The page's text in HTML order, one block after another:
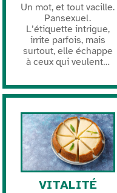
Un mot, et tout vacille.
Pansexuel.
L’étiquette intrigue,
irrite parfois, mais
surtout, elle échappe
à ceux qui veulent…
VITALITÉ